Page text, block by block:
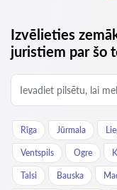
Izvēlieties
juristiem par šo
Rīga Jūrmala
Ventspils Ogre
Talsi Bauska